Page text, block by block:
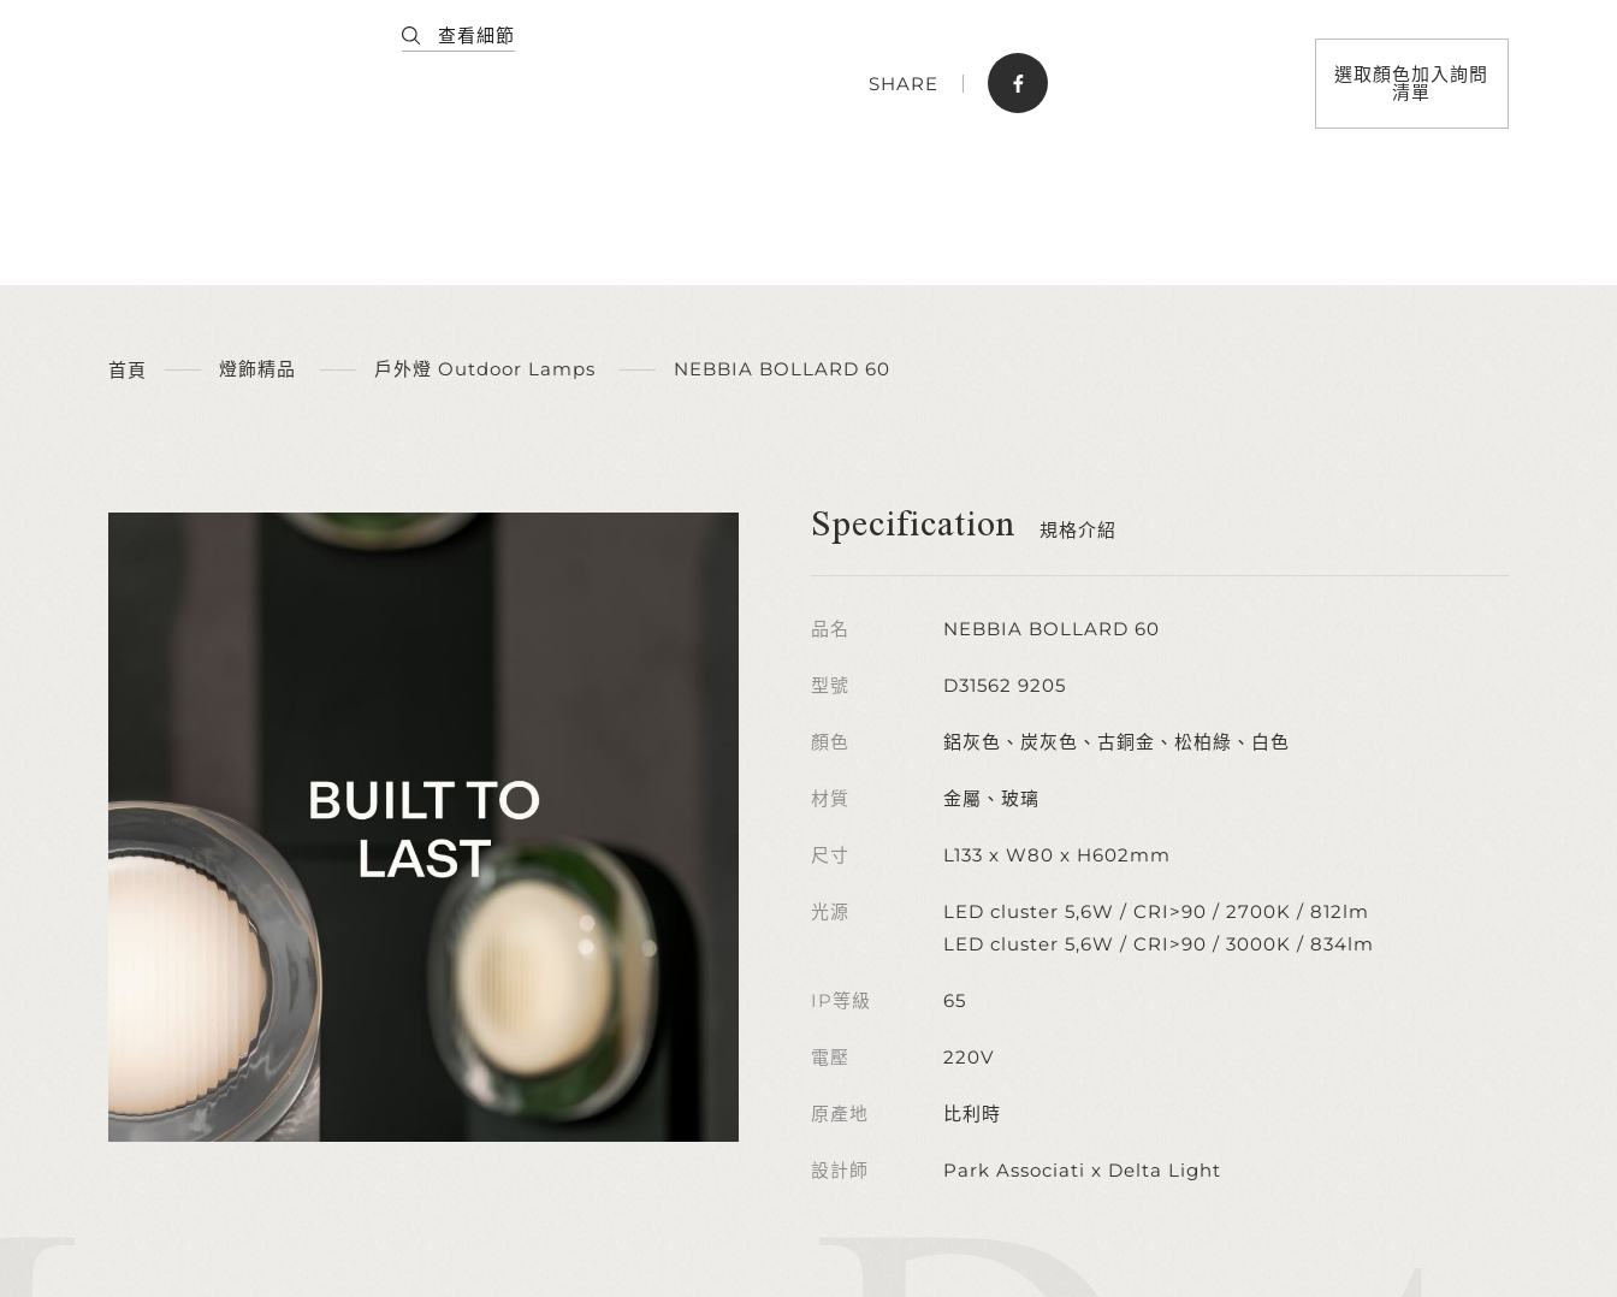
選取顏色加入詢問
清單
SHARE
首頁 燈飾精品 戶外燈 Outdoor Lamps NEBBIA BOLLARD 60
Specification 規格介紹
品名 NEBBIA BOLLARD 60
型號 D31562 9205
顏色 鋁灰色、炭灰色、古銅金、松柏綠、白色
材質 金屬、玻璃
尺寸 L133 x W80 x H602mm
光源
LED cluster 5,6W / CRI>90 / 2700K / 812lm
LED cluster 5,6W / CRI>90 / 3000K / 834lm
IP等級 65
電壓 220V
原產地 比利時
設計師 Park Associati x Delta Light